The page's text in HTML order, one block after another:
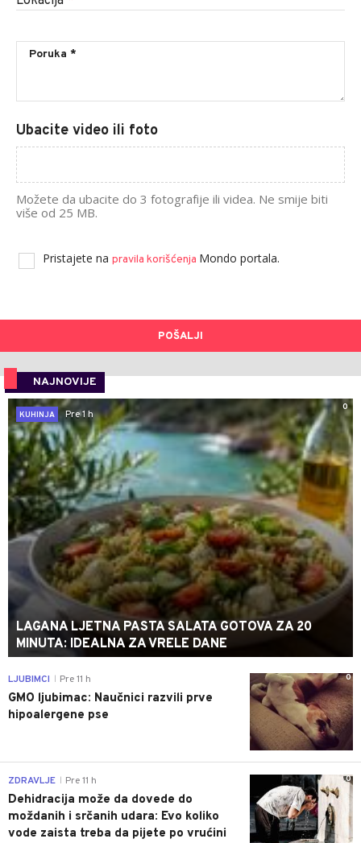
Ubacite video ili foto
Možete da ubacite do 3 fotografije ili videa. Ne smije biti
više od 25 MB.
Pristajete na pravila korišćenja Mondo portala.
POŠALJI
NAJNOVIJE
0
KUHINJA
Pre 1 h
LAGANA LJETNA PASTA SALATA GOTOVA ZA 20
MINUTA: IDEALNA ZA VRELE DANE
0
LJUBIMCI Pre 11 h
GMO ljubimac: Naučnici razvili prve
hipoalergene pse
0
ZDRAVLJE Pre 11 h
Dehidracija može da dovede do
moždanih i srčanih udara: Evo koliko
vode zaista treba da pijete po vrućini